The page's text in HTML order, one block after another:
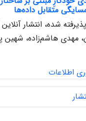
متقابل داده‌ها
شده، انتشار آنلاین
مهدی هاشم‌زاده، شهین